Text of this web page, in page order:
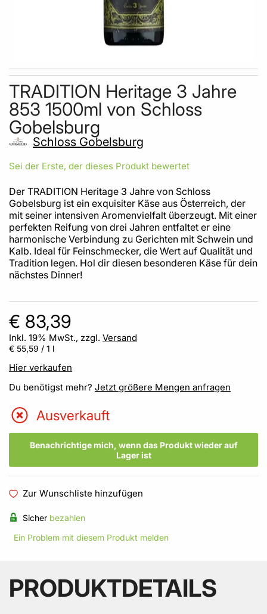
Skip to the beginning of the images gallery
TRADITION Heritage 3 Jahre
853 1500ml von Schloss
Gobelsburg
Schloss Gobelsburg
Sei der Erste, der dieses Produkt bewertet
Der TRADITION Heritage 3 Jahre von Schloss
Gobelsburg ist ein exquisiter Käse aus Österreich, der
mit seiner intensiven Aromenvielfalt überzeugt. Mit einer
perfekten Reifung von drei Jahren entfaltet er eine
harmonische Verbindung zu Gerichten mit Schwein und
Kalb. Ideal für Feinschmecker, die Wert auf Qualität und
Tradition legen. Hol dir diesen besonderen Käse für dein
nächstes Dinner!
€ 83,39
Inkl. 19% MwSt., zzgl. Versand
€ 55,59 / 1 l
Hier verkaufen
Du benötigst mehr? Jetzt größere Mengen anfragen
Ausverkauft
Benachrichtige mich, wenn das Produkt wieder auf
Lager ist
Zur Wunschliste hinzufügen
Sicher bezahlen
Ein Problem mit diesem Produkt melden
PRODUKTDETAILS